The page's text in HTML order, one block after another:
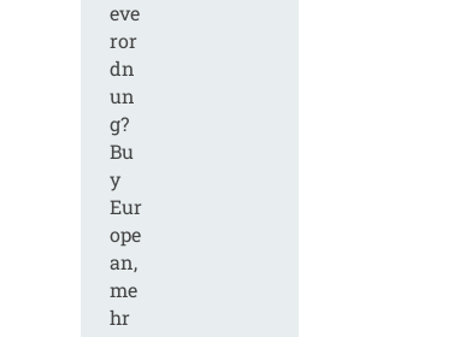
eve
ror
dn
un
g?
Bu
y
Eur
ope
an,
me
hr